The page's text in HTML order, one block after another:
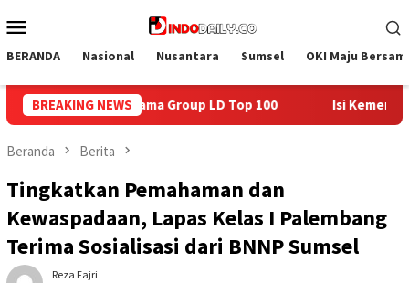
ke
Mobile
BERANDA Nasional Nusantara Sumsel OKI Maju
BREAKING NEWS
100 Isi Kemerdekaan dengan Kepedulian, Lapas
Beranda Berita
Tingkatkan Pemahaman dan
Kewaspadaan, Lapas Kelas I Palembang
Terima Sosialisasi dari BNNP Sumsel
Reza Fajri